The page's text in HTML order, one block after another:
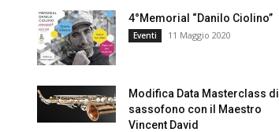
4°Memorial “Danilo Ciolino”
Eventi 11 Maggio 2020
Modifica Data Masterclass di
sassofono con il Maestro
Vincent David